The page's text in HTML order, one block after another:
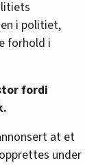
i politiet,
forhold i
fordi
at et
under